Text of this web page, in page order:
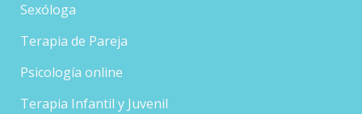
Sexóloga
Terapia de Pareja
Psicología online
Terapia Infantil y Juvenil